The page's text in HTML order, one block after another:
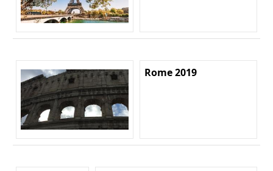
Rome 2019